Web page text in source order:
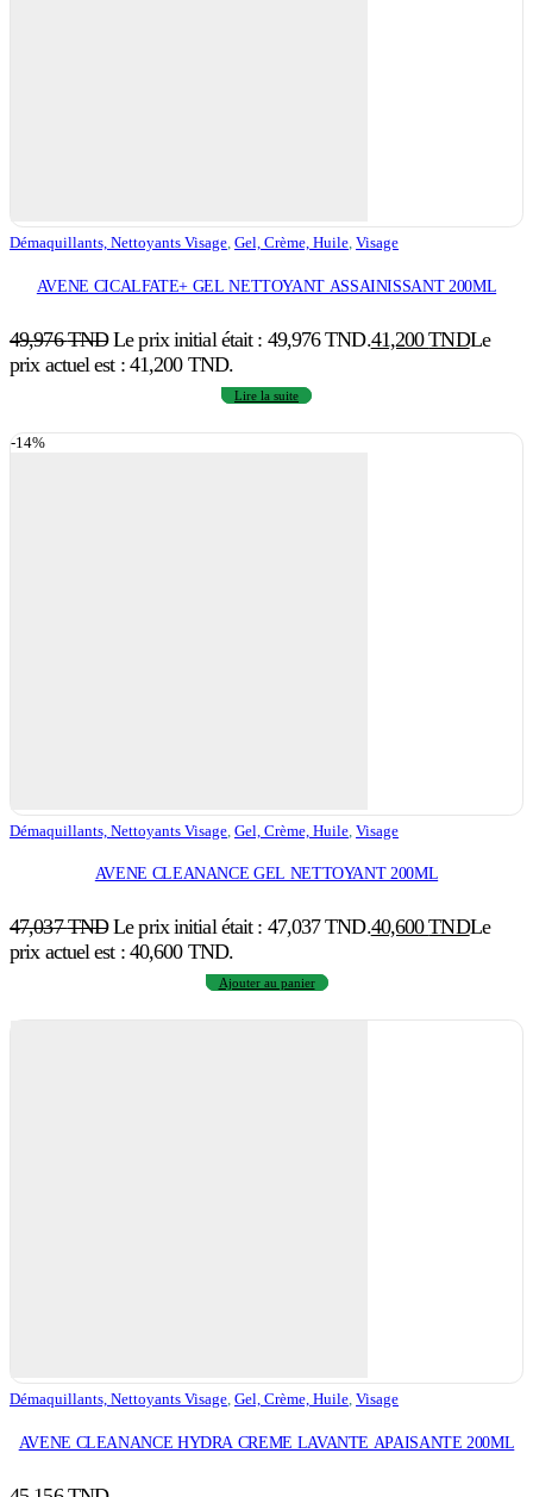
Démaquillants, Nettoyants Visage, Gel, Crème, Huile, Visage
AVENE CICALFATE+ GEL NETTOYANT ASSAINISSANT 200ML
49,976TND Le prix initial était : 49,976 TND.41,200TNDLe
prix actuel est : 41,200 TND.
Lire la suite
-14%
Démaquillants, Nettoyants Visage Gel, Crème, Huile Visage
AVENE CLEANANCE GEL NETTOYANT 200ML
47,037TND Le prix initial était : 47,037 TND.40,600TNDLe
prix actuel est : 40,600 TND.
Ajouter au panier
Démaquillants, Nettoyants Visage, Gel, Crème, Huile, Visage
AVENE CLEANANCE HYDRA CREME LAVANTE APAISANTE 200ML